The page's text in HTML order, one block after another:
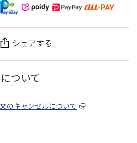
シェアする
ついて
のキャンセルについて